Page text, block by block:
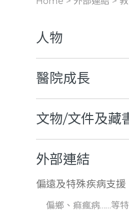
人物
醫院成長
文物/文件及藏
外部連結
偏遠及特殊疾病支援
偏鄉、痲瘋病……等